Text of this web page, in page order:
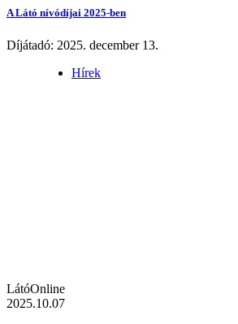
A Látó nívódíjai 2025-ben
Díjátadó: 2025. december 13.
Hírek
LátóOnline
2025.10.07